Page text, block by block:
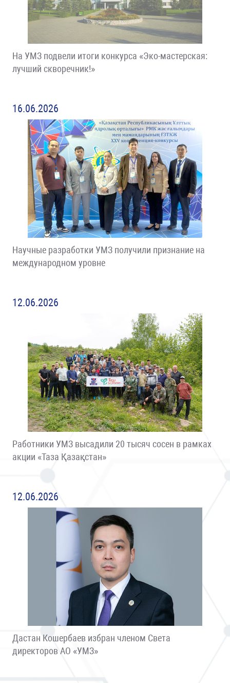
На УМЗ подвели итоги конкурса «Эко-мастерская:
лучший скворечник!»
16.06.2026
Научные разработки УМЗ получили признание на
международном уровне
12.06.2026
Работники УМЗ высадили 20 тысяч сосен в рамках
акции «Таза Қазақстан»
12.06.2026
Дастан Кошербаев избран членом Света
директоров АО «УМЗ»